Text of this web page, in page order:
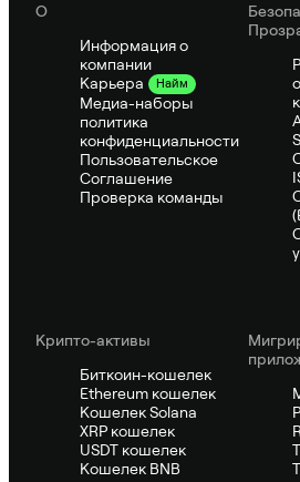
О
Информация о
компании
Карьера
Найм
Медиа-наборы
политика
конфиденциальности
Пользовательское
Соглашение
Проверка команды
Крипто-активы
Биткоин-кошелек
Ethereum кошелек
Кошелек Solana
XRP кошелек
USDT кошелек
Кошелек BNB